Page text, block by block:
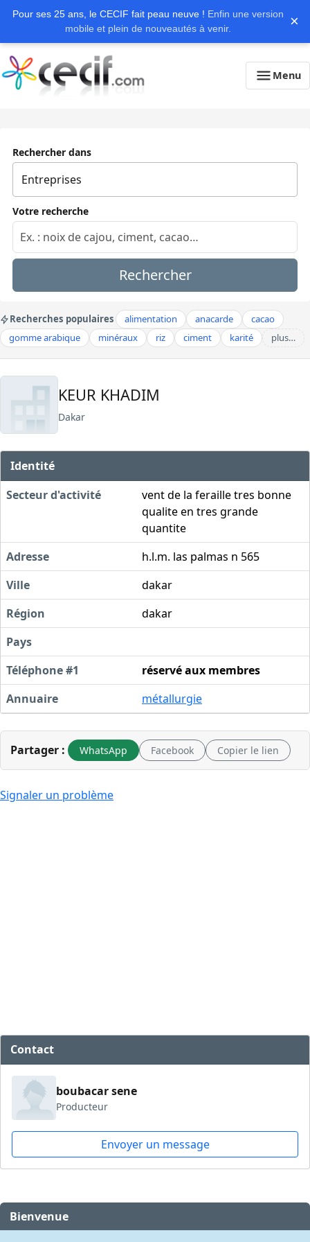
Pour ses 25 ans, le CECIF fait peau neuve ! Enfin une version
mobile et plein de nouveautés à venir.
×
Menu
Rechercher dans
Votre recherche
Rechercher
Recherches populaires alimentation anacarde
cacao
gomme arabique
minéraux riz ciment karité plus…
KEUR KHADIM
Dakar
Identité
Secteur d'activité
vent de la feraille tres bonne
qualite en tres grande
quantite
Adresse
h.l.m. las palmas n 565
Ville
dakar
Région
dakar
Pays
Téléphone #1
réservé aux membres
Annuaire
métallurgie
Partager : WhatsApp Facebook Copier le lien
Signaler un problème
Contact
boubacar sene
Producteur
Envoyer un message
Bienvenue